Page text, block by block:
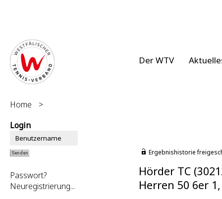
Der WTV
Home
>
Login
Passwort?
Neuregistrierung...
Ergebnishistorie
Hörder TC
Herren 50 6er